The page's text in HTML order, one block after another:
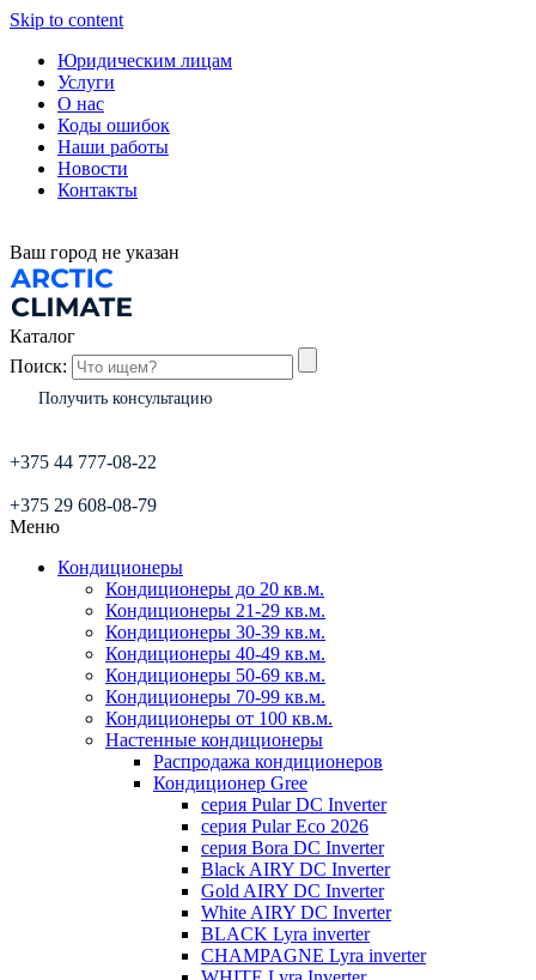
Skip to content
Юридическим лицам
Услуги
О нас
Коды ошибок
Наши работы
Новости
Контакты
Ваш город не указан
Каталог
Поиск:
Получить консультацию
+375 44 777-08-22
+375 29 608-08-79
Меню
Кондиционеры
Кондиционеры до 20 кв.м.
Кондиционеры 21-29 кв.м.
Кондиционеры 30-39 кв.м.
Кондиционеры 40-49 кв.м.
Кондиционеры 50-69 кв.м.
Кондиционеры 70-99 кв.м.
Кондиционеры от 100 кв.м.
Настенные кондиционеры
Распродажа кондиционеров
Кондиционер Gree
серия Pular DC Inverter
серия Pular Eco 2026
серия Bora DC Inverter
Black AIRY DC Inverter
Gold AIRY DC Inverter
White AIRY DC Inverter
BLACK Lyra inverter
CHAMPAGNE Lyra inverter